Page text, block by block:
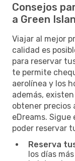
Consejos
a Green
Viajar al mejor
calidad es
para reservar
te permite
aerolínea y los
además,
obtener precios
eDreams. Sigue
poder reservar
Reserva
los días